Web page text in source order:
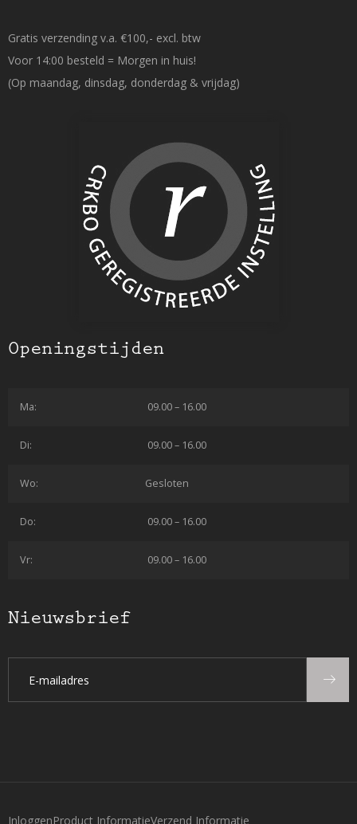
Gratis verzending v.a. €100,- excl. btw
Voor 14:00 besteld = Morgen in huis!
(Op maandag, dinsdag, donderdag & vrijdag)
Openingstijden
Ma: 09.00 – 16.00
Di: 09.00 – 16.00
Wo: Gesloten
Do: 09.00 – 16.00
Vr: 09.00 – 16.00
Nieuwsbrief
InloggenProduct InformatieVerzend Informatie